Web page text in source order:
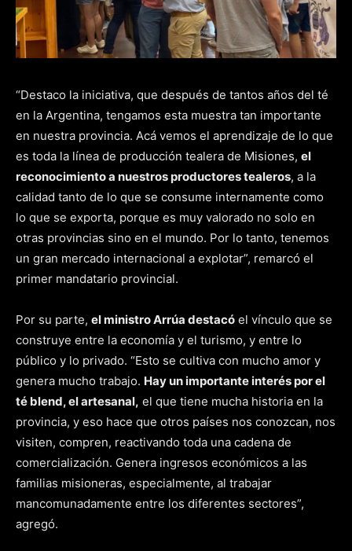
“Destaco la iniciativa, que después de tantos años del té
en la Argentina, tengamos esta muestra tan importante
en nuestra provincia. Acá vemos el aprendizaje de lo que
es toda la línea de producción tealera de Misiones, el
reconocimiento a nuestros productores tealeros, a la
calidad tanto de lo que se consume internamente como
lo que se exporta, porque es muy valorado no solo en
otras provincias sino en el mundo. Por lo tanto, tenemos
un gran mercado internacional a explotar”, remarcó el
primer mandatario provincial.
Por su parte, el ministro Arrúa destacó el vínculo que se
construye entre la economía y el turismo, y entre lo
público y lo privado. “Esto se cultiva con mucho amor y
genera mucho trabajo. Hay un importante interés por el
té blend, el artesanal, el que tiene mucha historia en la
provincia, y eso hace que otros países nos conozcan, nos
visiten, compren, reactivando toda una cadena de
comercialización. Genera ingresos económicos a las
familias misioneras, especialmente, al trabajar
mancomunadamente entre los diferentes sectores”,
agregó.